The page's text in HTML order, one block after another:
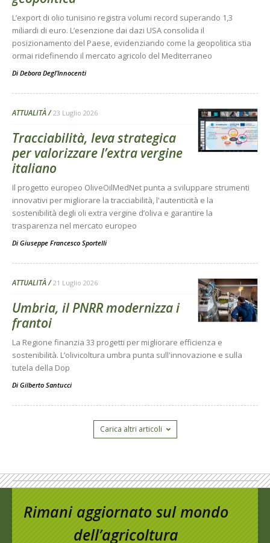
L’export di olio tunisino registra volumi record superando 1,3
miliardi di euro. L’esenzione dai dazi USA consolida il
posizionamento del Paese, evidenziando come la geopolitica stia
ormai ridefinendo il mercato agricolo del Mediterraneo
Di Debora Degl’Innocenti
ATTUALITÀ 23 Luglio 2026
Tracciabilità, leva strategica
per valorizzare l’extra vergine
italiano
Il progetto europeo OliveOilMedNet punta a sviluppare strumenti
innovativi per migliorare la tracciabilità, l'autenticità e la
sostenibilità degli oli extra vergine d’oliva e garantire la
trasparenza nel mercato europeo
Di Giuseppe Francesco Sportelli
ATTUALITÀ 21 Luglio 2026
Umbria, il PNRR modernizza i
frantoi
La Regione finanzia 33 progetti per migliorare efficienza e
sostenibilità. L’olivicoltura umbra punta sull'innovazione e sulla
tutela della Dop
Di Gilberto Santucci
Carica altri articoli
Rimani aggiornato sul mondo
dell’agricoltura